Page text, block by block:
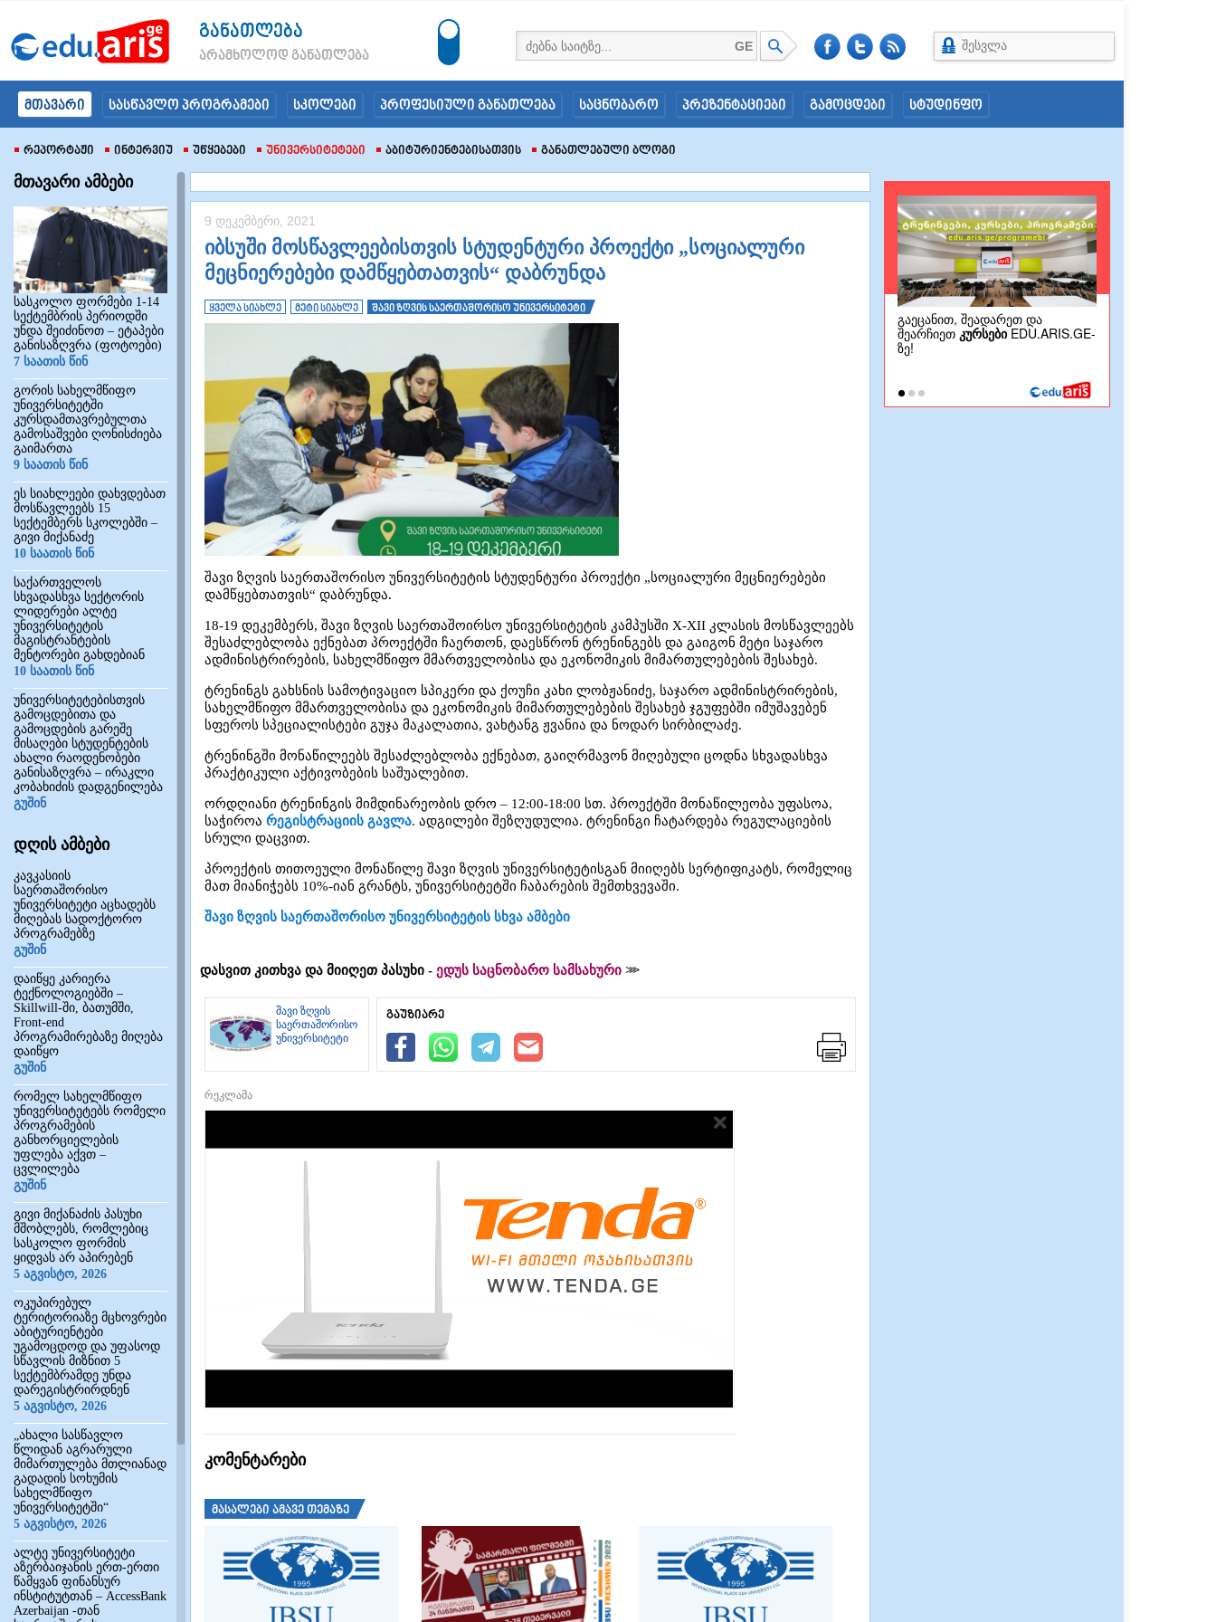
განათლება
არამხოლოდ განათლება
GE შესვლა
მთავარი სასწავლო პროგრამები სკოლები პროფესიული განათლება საცნობარო პრეზენტაციები გამოცდები სტუდინფო
Რეპორტაჟი Ინტერვიუ Უწყებები Უნივერსიტეტები Აბიტურიენტებისათვის Განათლებული Ბლოგი
მთავარი ამბები
სასკოლო ფორმები 1-14
სექტემბრის პერიოდში
უნდა შეიძინოთ – ეტაპები
განისაზღვრა (ფოტოები)
7 საათის წინ
გორის სახელმწიფო
უნივერსიტეტში
კურსდამთავრებულთა
გამოსაშვები ღონისძიება
გაიმართა
9 საათის წინ
ეს სიახლეები დახვდებათ
მოსწავლეებს 15
სექტემბერს სკოლებში –
გივი მიქანაძე
10 საათის წინ
საქართველოს
სხვადასხვა სექტორის
ლიდერები ალტე
უნივერსიტეტის
მაგისტრანტების
მენტორები გახდებიან
10 საათის წინ
უნივერსიტეტებისთვის
გამოცდებითა და
გამოცდების გარეშე
მისაღები სტუდენტების
ახალი რაოდენობები
განისაზღვრა – ირაკლი
კობახიძის დადგენილება
გუშინ
დღის ამბები
კავკასიის
საერთაშორისო
უნივერსიტეტი აცხადებს
მიღებას სადოქტორო
პროგრამებზე
გუშინ
დაიწყე კარიერა
ტექნოლოგიებში –
Skillwill-ში, ბათუმში,
Front-end
პროგრამირებაზე მიღება
დაიწყო
გუშინ
რომელ სახელმწიფო
უნივერსიტეტებს რომელი
პროგრამების
განხორციელების
უფლება აქვთ –
ცვლილება
გუშინ
გივი მიქანაძის პასუხი
მშობლებს, რომლებიც
სასკოლო ფორმის
ყიდვას არ აპირებენ
5 აგვისტო, 2026
ოკუპირებულ
ტერიტორიაზე მცხოვრები
აბიტურიენტები
უგამოცდოდ და უფასოდ
სწავლის მიზნით 5
სექტემბრამდე უნდა
დარეგისტრირდნენ
5 აგვისტო, 2026
„ახალი სასწავლო
წლიდან აგრარული
მიმართულება მთლიანად
გადადის სოხუმის
სახელმწიფო
უნივერსიტეტში“
5 აგვისტო, 2026
ალტე უნივერსიტეტი
აზერბაიჯანის ერთ-ერთი
წამყვან ფინანსურ
ინსტიტუტთან – AccessBank
Azerbaijan -თან
9 დეკემბერი, 2021
იბსუში მოსწავლეებისთვის სტუდენტური პროექტი „სოციალური
მეცნიერებები დამწყებთათვის“ დაბრუნდა
ყველა სიახლე მეტი სიახლე შავი ზღვის საერთაშორისო უნივერსიტეტი
შავი ზღვის საერთაშორისო უნივერსიტეტის სტუდენტური პროექტი „სოციალური მეცნიერებები
დამწყებთათვის“ დაბრუნდა.
18-19 დეკემბერს, შავი ზღვის საერთაშოირსო უნივერსიტეტის კამპუსში X-XII კლასის მოსწავლეებს
შესაძლებლობა ექნებათ პროექტში ჩაერთონ, დაესწრონ ტრენინგებს და გაიგონ მეტი საჯარო
ადმინისტრირების, სახელმწიფო მმართველობისა და ეკონომიკის მიმართულებების შესახებ.
ტრენინგს გახსნის სამოტივაციო სპიკერი და ქოუჩი კახი ლობჟანიძე, საჯარო ადმინისტრირების,
სახელმწიფო მმართველობისა და ეკონომიკის მიმართულებების შესახებ ჯგუფებში იმუშავებენ
სფეროს სპეციალისტები გუჯა მაკალათია, ვახტანგ ჟვანია და ნოდარ სირბილაძე.
ტრენინგში მონაწილეებს შესაძლებლობა ექნებათ, გაიღრმავონ მიღებული ცოდნა სხვადასხვა
პრაქტიკული აქტივობების საშუალებით.
ორდღიანი ტრენინგის მიმდინარეობის დრო – 12:00-18:00 სთ. პროექტში მონაწილეობა უფასოა,
საჭიროა რეგისტრაციის გავლა. ადგილები შეზღუდულია. ტრენინგი ჩატარდება რეგულაციების
სრული დაცვით.
პროექტის თითოეული მონაწილე შავი ზღვის უნივერსიტეტისგან მიიღებს სერტიფიკატს, რომელიც
მათ მიანიჭებს 10%-იან გრანტს, უნივერსიტეტში ჩაბარების შემთხვევაში.
შავი ზღვის საერთაშორისო უნივერსიტეტის სხვა ამბები
დასვით კითხვა და მიიღეთ პასუხი - ედუს საცნობარო სამსახური
შავი ზღვის
საერთაშორისო
უნივერსიტეტი
გაუზიარე
რეკლამა
კომენტარები
მასალები ამავე თემაზე